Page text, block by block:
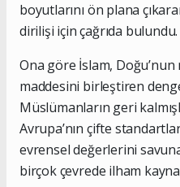
boyutlarını ön plana
dirilişi için çağrıda bulundu.
Ona göre İslam, Doğu’nun
maddesini birleştiren
Müslümanların geri
Avrupa’nın çifte
evrensel değerlerini
birçok çevrede ilham